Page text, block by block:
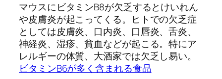
マウスにビタミンB8が欠乏するとけいれん
や皮膚炎が起こってくる。ヒトでの欠乏症
としては皮膚炎、口内炎、口唇炎、舌炎、
神経炎、湿疹、貧血などが起こる。特にア
レルギーの体質、大酒家では欠乏し易い。
ビタミンB6が多く含まれる食品